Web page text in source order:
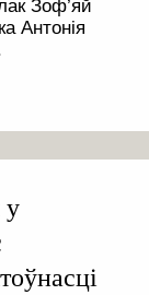
Зоф’яй
Антонія
у